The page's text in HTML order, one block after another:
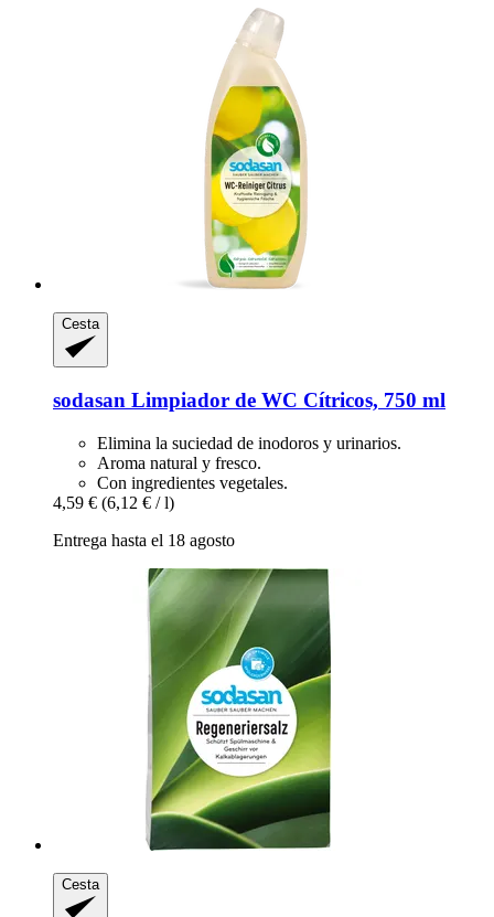
Cesta
sodasan Limpiador de WC Cítricos, 750 ml
Elimina la suciedad de inodoros y urinarios.
Aroma natural y fresco.
Con ingredientes vegetales.
4,59 € (6,12 € / l)
Entrega hasta el 18 agosto
Cesta